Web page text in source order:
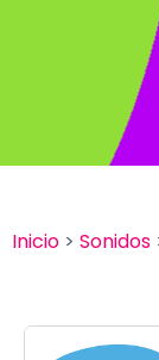
Inicio > Sonidos